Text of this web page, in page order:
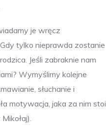
je wręcz
tylko nieprawda zostanie
Jeśli zabraknie nam
Wymyślimy kolejne
słuchanie i
motywacja, jaka za nim stoi,